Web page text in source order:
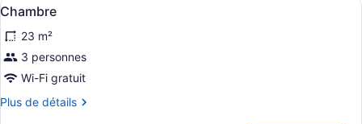
toutes
les
photos
pour
ce
type
4
Chambre
23 m²
3 personnes
Wi-Fi gratuit
Plus de détails
Plus